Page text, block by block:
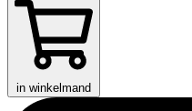
in winkelmand